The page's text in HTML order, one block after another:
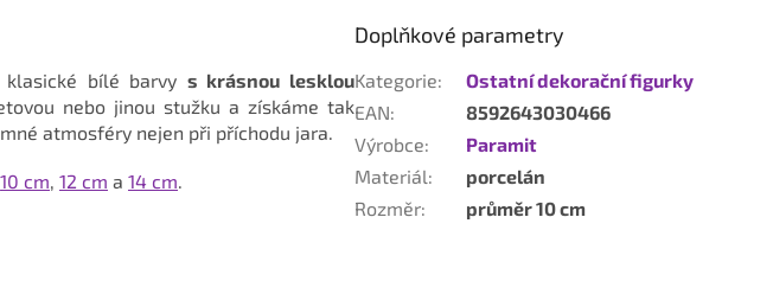
bílé barvy s krásnou lesklou
nebo jinou stužku a získáme tak
atmosféry nejen při příchodu jara.
10 cm, 12 cm a 14 cm.
Doplňkové parametry
Kategorie:
Ostatní dekorační figurky
EAN:
8592643030466
Výrobce:
Paramit
Materiál:
porcelán
Rozměr: průměr 10 cm